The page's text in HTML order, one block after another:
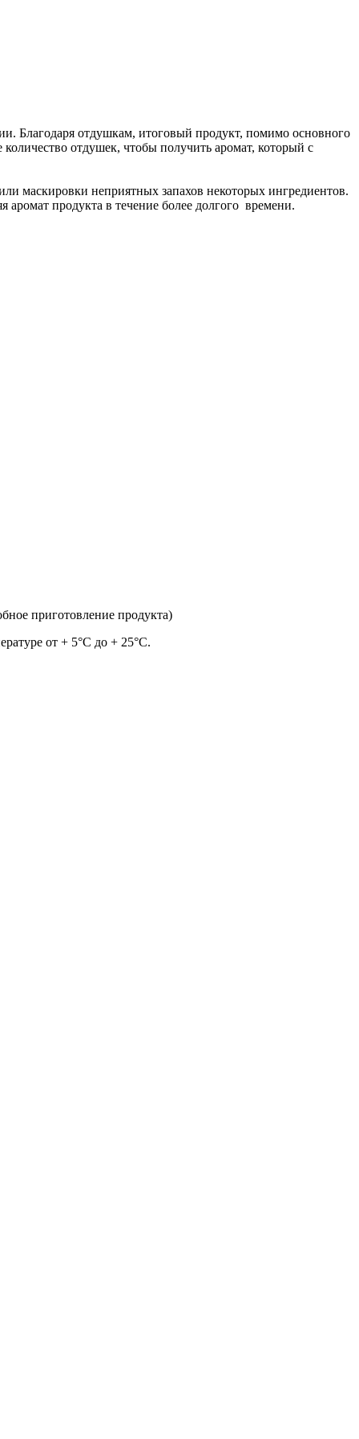
Благодаря отдушкам, итоговый продукт, помимо основного
отдушек, чтобы получить аромат, который с
маскировки неприятных запахов некоторых ингредиентов.
продукта в течение более долгого времени.
приготовление продукта)
от + 5°С до + 25°C.